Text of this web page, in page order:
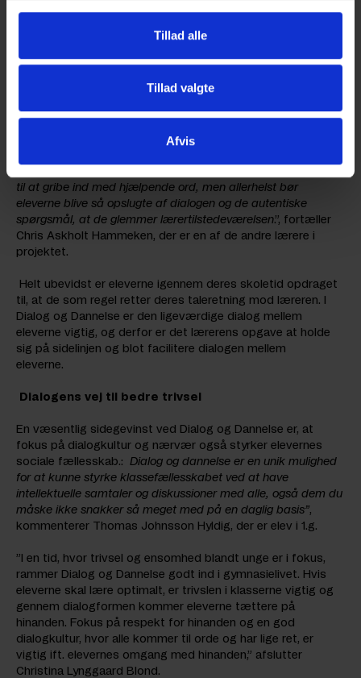
Tillad alle
Tillad valgte
Afvis
Læreren sørger for at være anonym og nærmest usynlig ved
sig kun, med fx et ekstra spørgsmål, hvis dialogen går i stå
eller når det er nødvendigt i forhold til at fastholde elevernes
”
styring og kontrol. Man faciliterer så småt i begyndelsen, men
når dialogcirklen er godt i gang og snakken går livligt blandt
til at gribe ind med hjælpende ord, men allerhelst bør
eleverne blive så opslugte af dialogen og de autentiske
spørgsmål, at de glemmer lærertilstedeværelsen.”, fortæller
Chris Askholt Hammeken, der er en af de andre lærere i
projektet.
Helt ubevidst er eleverne igennem deres skoletid opdraget
til, at de som regel retter deres taleretning mod læreren. I
Dialog og Dannelse er den ligeværdige dialog mellem
eleverne vigtig, og derfor er det lærerens opgave at holde
sig på sidelinjen og blot facilitere dialogen mellem
eleverne.
Dialogens vej til bedre trivsel
En væsentlig sidegevinst ved Dialog og Dannelse er, at
fokus på dialogkultur og nærvær også styrker elevernes
sociale fællesskab.: Dialog og dannelse er en unik mulighed
for at kunne styrke klassefællesskabet ved at have
intellektuelle samtaler og diskussioner med alle, også dem du
måske ikke snakker så meget med på en daglig basis”,
kommenterer Thomas Johnsson Hyldig, der er elev i 1.g.
”I en tid, hvor trivsel og ensomhed blandt unge er i fokus,
rammer Dialog og Dannelse godt ind i gymnasielivet. Hvis
eleverne skal lære optimalt, er trivslen i klasserne vigtig og
gennem dialogformen kommer eleverne tættere på
hinanden. Fokus på respekt for hinanden og en god
dialogkultur, hvor alle kommer til orde og har lige ret, er
vigtig ift. elevernes omgang med hinanden,” afslutter
Christina Lynggaard Blond.